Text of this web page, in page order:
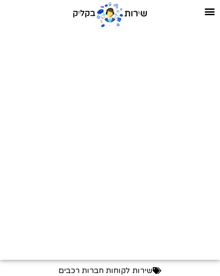
שירות לקוחות חברות רכבים